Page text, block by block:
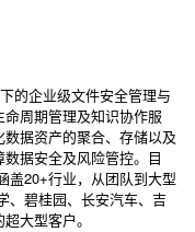
的企业级文件安全管理与
周期管理及知识协作服
据资产的聚合、存储以及
据安全及风险管控。目
盖20+行业，从团队到大型
、碧桂园、长安汽车、吉
大型客户。